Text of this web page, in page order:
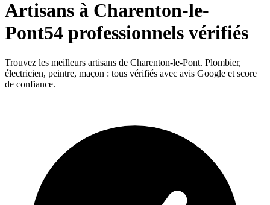
Artisans à Charenton-le-
Pont54 professionnels vérifiés
Trouvez les meilleurs artisans de Charenton-le-Pont. Plombier,
électricien, peintre, maçon : tous vérifiés avec avis Google et score
de confiance.